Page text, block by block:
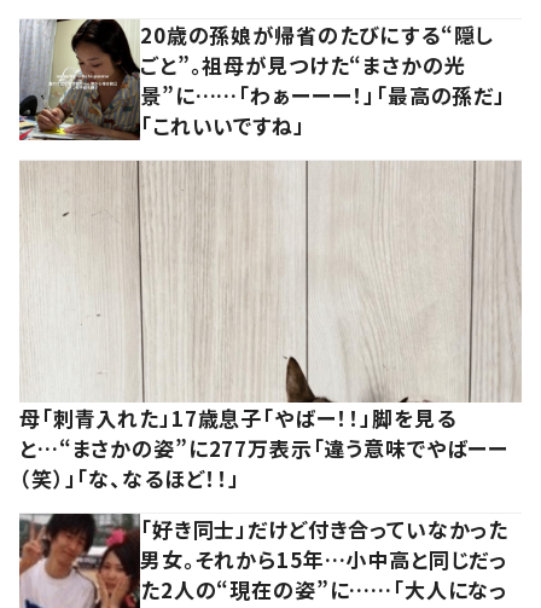
20歳の孫娘が帰省のたびにする“隠し
ごと”。祖母が見つけた“まさかの光
景”に……「わぁーーー！」「最高の孫だ」
「これいいですね」
母「刺青入れた」17歳息子「やばー！！」脚を見る
と…“まさかの姿”に277万表示「違う意味でやばーー
（笑）」「な、なるほど！！」
「好き同士」だけど付き合っていなかった
男女。それから15年…小中高と同じだっ
た2人の“現在の姿”に……「大人になっ